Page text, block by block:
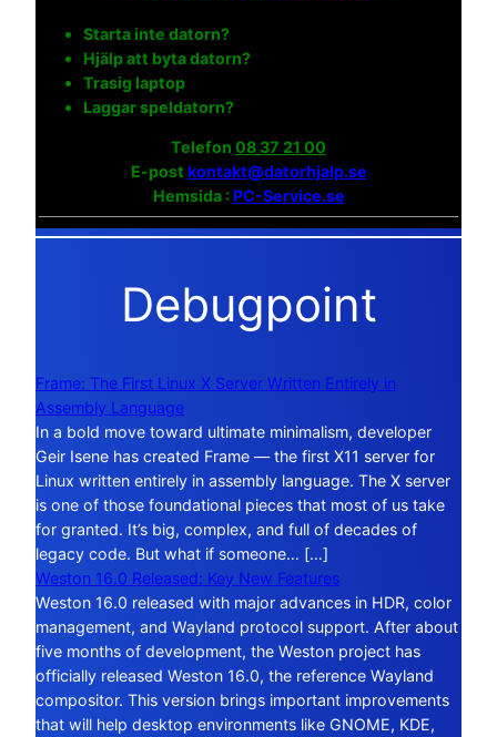
Starta inte datorn?
Hjälp att byta datorn?
Trasig laptop
Laggar speldatorn?
Telefon 08 37 21 00
E-post kontakt@datorhjalp.se
Hemsida :PC-Service.se
Debugpoint
Frame: The First Linux X Server Written Entirely in
Assembly Language
In a bold move toward ultimate minimalism, developer
Geir Isene has created Frame — the first X11 server for
Linux written entirely in assembly language. The X server
is one of those foundational pieces that most of us take
for granted. It’s big, complex, and full of decades of
legacy code. But what if someone… […]
Weston 16.0 Released: Key New Features
Weston 16.0 released with major advances in HDR, color
management, and Wayland protocol support. After about
five months of development, the Weston project has
officially released Weston 16.0, the reference Wayland
compositor. This version brings important improvements
that will help desktop environments like GNOME, KDE,